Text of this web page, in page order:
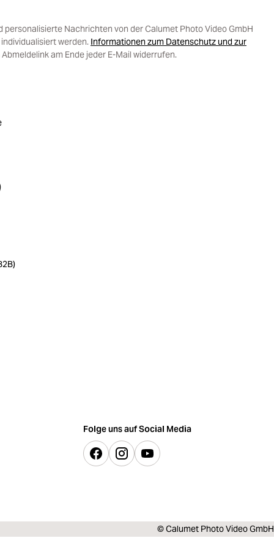
Nachrichten von der Calumet Photo Video GmbH
werden. Informationen zum Datenschutz und zur
am Ende jeder E-Mail widerrufen.
Folge uns auf Social Media
© Calumet Photo Video GmbH